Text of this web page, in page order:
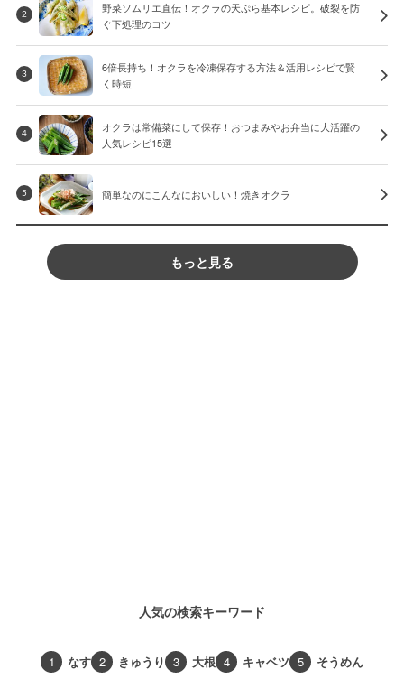
2
野菜ソムリエ直伝！オクラの天ぷら基本レシピ。破裂を防
ぐ下処理のコツ
3
6倍長持ち！オクラを冷凍保存する方法＆活用レシピで賢
く時短
4
オクラは常備菜にして保存！おつまみやお弁当に大活躍の
人気レシピ15選
5 簡単なのにこんなにおいしい！焼きオクラ
もっと見る
人気の検索キーワード
1 なす 2 きゅうり 3 大根 4 キャベツ 5 そうめん